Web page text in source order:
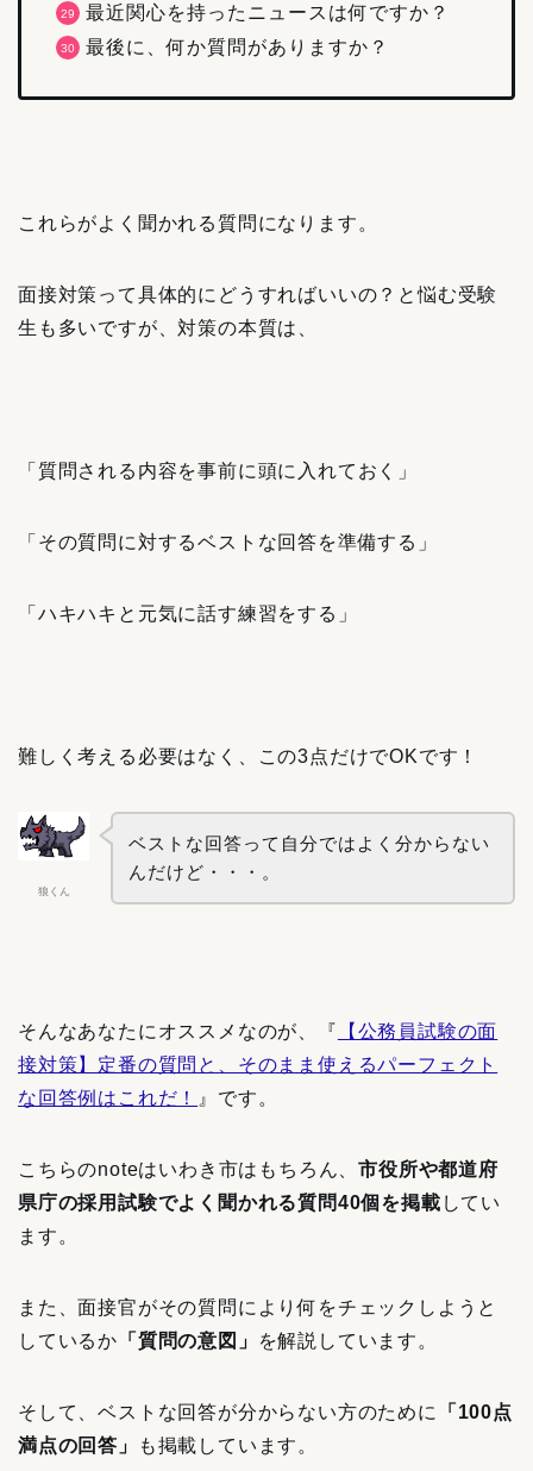
最近関心を持ったニュースは何ですか？
最後に、何か質問がありますか？
これらがよく聞かれる質問になります。
面接対策って具体的にどうすればいいの？と悩む受験
生も多いですが、対策の本質は、
「質問される内容を事前に頭に入れておく」
「その質問に対するベストな回答を準備する」
「ハキハキと元気に話す練習をする」
難しく考える必要はなく、この3点だけでOKです！
狼くん
ベストな回答って自分ではよく分からない
んだけど・・・。
そんなあなたにオススメなのが、『
【公務員試験の面
接対策】定番の質問と、そのまま使えるパーフェクト
な回答例はこれだ！
』です。
こちらのnoteはいわき市はもちろん、市役所や都道府
県庁の採用試験でよく聞かれる質問40個を掲載 してい
ます。
また、面接官がその質問により何をチェックしようと
しているか 「質問の意図」 を解説しています。
そして、ベストな回答が分からない方のために
「100点
満点の回答」
も掲載しています。